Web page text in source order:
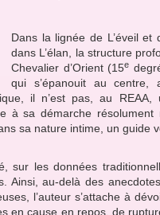
Dans la lignée de L’éveil et
dans L’élan, la structure
Chevalier d’Orient (15e
qui s’épanouit au centre,
il n’est pas, au REAA,
à sa démarche résolument
sa nature intime, un guide
sur les données
Ainsi, au-delà des
l’auteur s’attache à
en cause en repos, de